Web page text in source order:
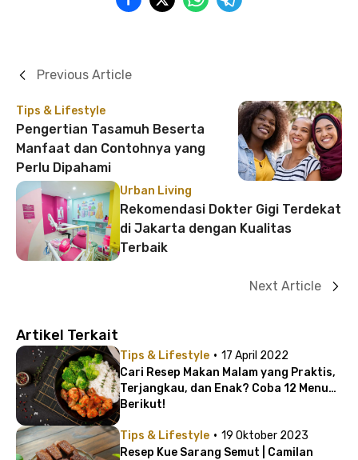
Tips & Lifestyle
Pengertian Tasamuh Beserta
Manfaat dan Contohnya yang
Perlu Dipahami
Previous Article
Urban Living
Rekomendasi Dokter Gigi Terdekat
di Jakarta dengan Kualitas
Terbaik
Next Article
Artikel Terkait
Tips & Lifestyle · 17 April 2022
Cari Resep Makan Malam yang Praktis,
Terjangkau, dan Enak? Coba 12 Menu
Berikut!
Tips & Lifestyle · 19 Oktober 2023
Resep Kue Sarang Semut | Camilan